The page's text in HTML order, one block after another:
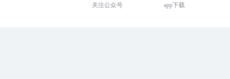
关注公众号 app下载